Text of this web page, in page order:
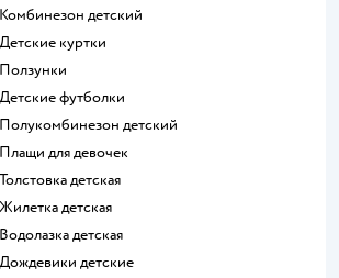
Комбинезон детский
Детские куртки
Ползунки
Детские футболки
Полукомбинезон детский
Плащи для девочек
Толстовка детская
Жилетка детская
Водолазка детская
Дождевики детские